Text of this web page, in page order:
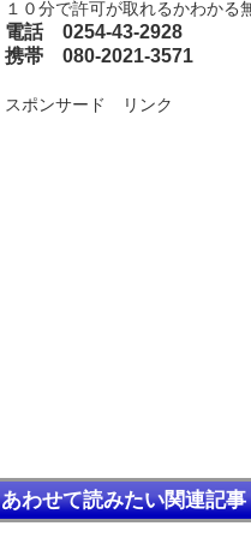
１０分で許可が取れるかわかる
電話 0254-43-2928
携帯 080-2021-3571
スポンサード リンク
あわせて読みたい関連記事